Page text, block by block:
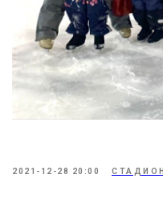
2021-12-28 20:00